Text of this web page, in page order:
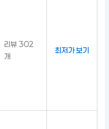
리뷰 302
개
최저가 보기